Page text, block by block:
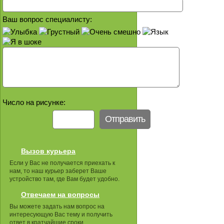
Ваш вопрос специалисту:
Число на рисунке:
Вызов курьера
Если у Вас не получается приехать к
нам, то наш курьер заберет Ваше
устройство там, где Вам будет удобно.
Отвечаем на вопросы
Вы можете задать нам вопрос на
интересующую Вас тему и получить
ответ в кратчайшие сроки.